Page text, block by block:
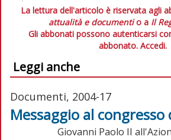
La lettura dell'articolo è riservata agli
attualità e documentio a Il
Gli abbonati possono autenticarsi
abbonato. Accedi.
Leggi anche
Documenti, 2004-17
Messaggio al congresso
Giovanni Paolo II